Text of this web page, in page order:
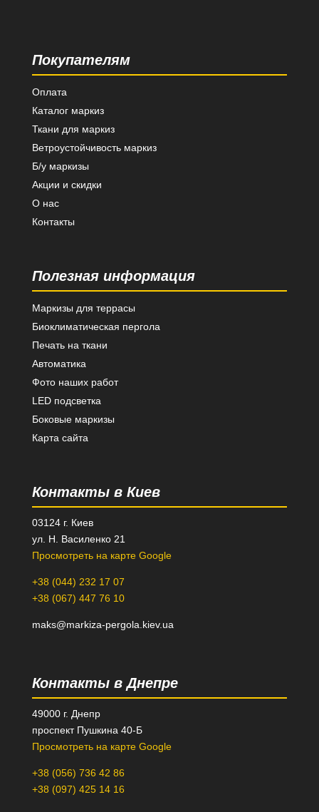
Покупателям
Оплата
Каталог маркиз
Ткани для маркиз
Ветроустойчивость маркиз
Б/у маркизы
Акции и скидки
О нас
Контакты
Полезная информация
Маркизы для террасы
Биоклиматическая пергола
Печать на ткани
Автоматика
Фото наших работ
LED подсветка
Боковые маркизы
Карта сайта
Контакты в Киев
03124 г. Киев
ул. Н. Василенко 21
Просмотреть на карте Google
+38 (044) 232 17 07
+38 (067) 447 76 10
maks@markiza-pergola.kiev.ua
Контакты в Днепре
49000 г. Днепр
проспект Пушкина 40-Б
Просмотреть на карте Google
+38 (056) 736 42 86
+38 (097) 425 14 16